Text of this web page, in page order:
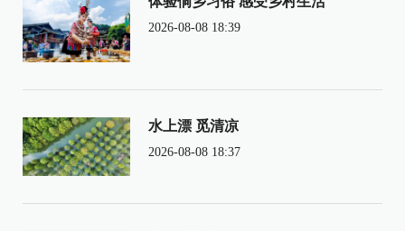
2026-08-08 18:39
水上漂 觅清凉
2026-08-08 18:37